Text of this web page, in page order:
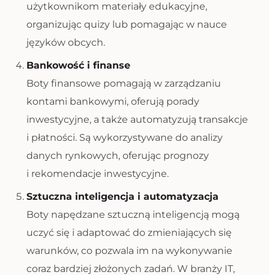
użytkownikom materiały edukacyjne,
organizując quizy lub pomagając w nauce
języków obcych.
Bankowość i finanse
Boty finansowe pomagają w zarządzaniu
kontami bankowymi, oferują porady
inwestycyjne, a także automatyzują transakcje
i płatności. Są wykorzystywane do analizy
danych rynkowych, oferując prognozy
i rekomendacje inwestycyjne.
Sztuczna inteligencja i automatyzacja
Boty napędzane sztuczną inteligencją mogą
uczyć się i adaptować do zmieniających się
warunków, co pozwala im na wykonywanie
coraz bardziej złożonych zadań. W branży IT,